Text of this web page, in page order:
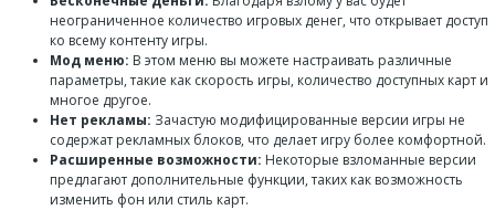
неограниченное количество игровых денег, что открывает доступ
ко всему контенту игры.
Мод меню: В этом меню вы можете настраивать различные
параметры, такие как скорость игры, количество доступных карт и
многое другое.
Нет рекламы: Зачастую модифицированные версии игры не
содержат рекламных блоков, что делает игру более комфортной.
Расширенные возможности: Некоторые взломанные версии
предлагают дополнительные функции, таких как возможность
изменить фон или стиль карт.